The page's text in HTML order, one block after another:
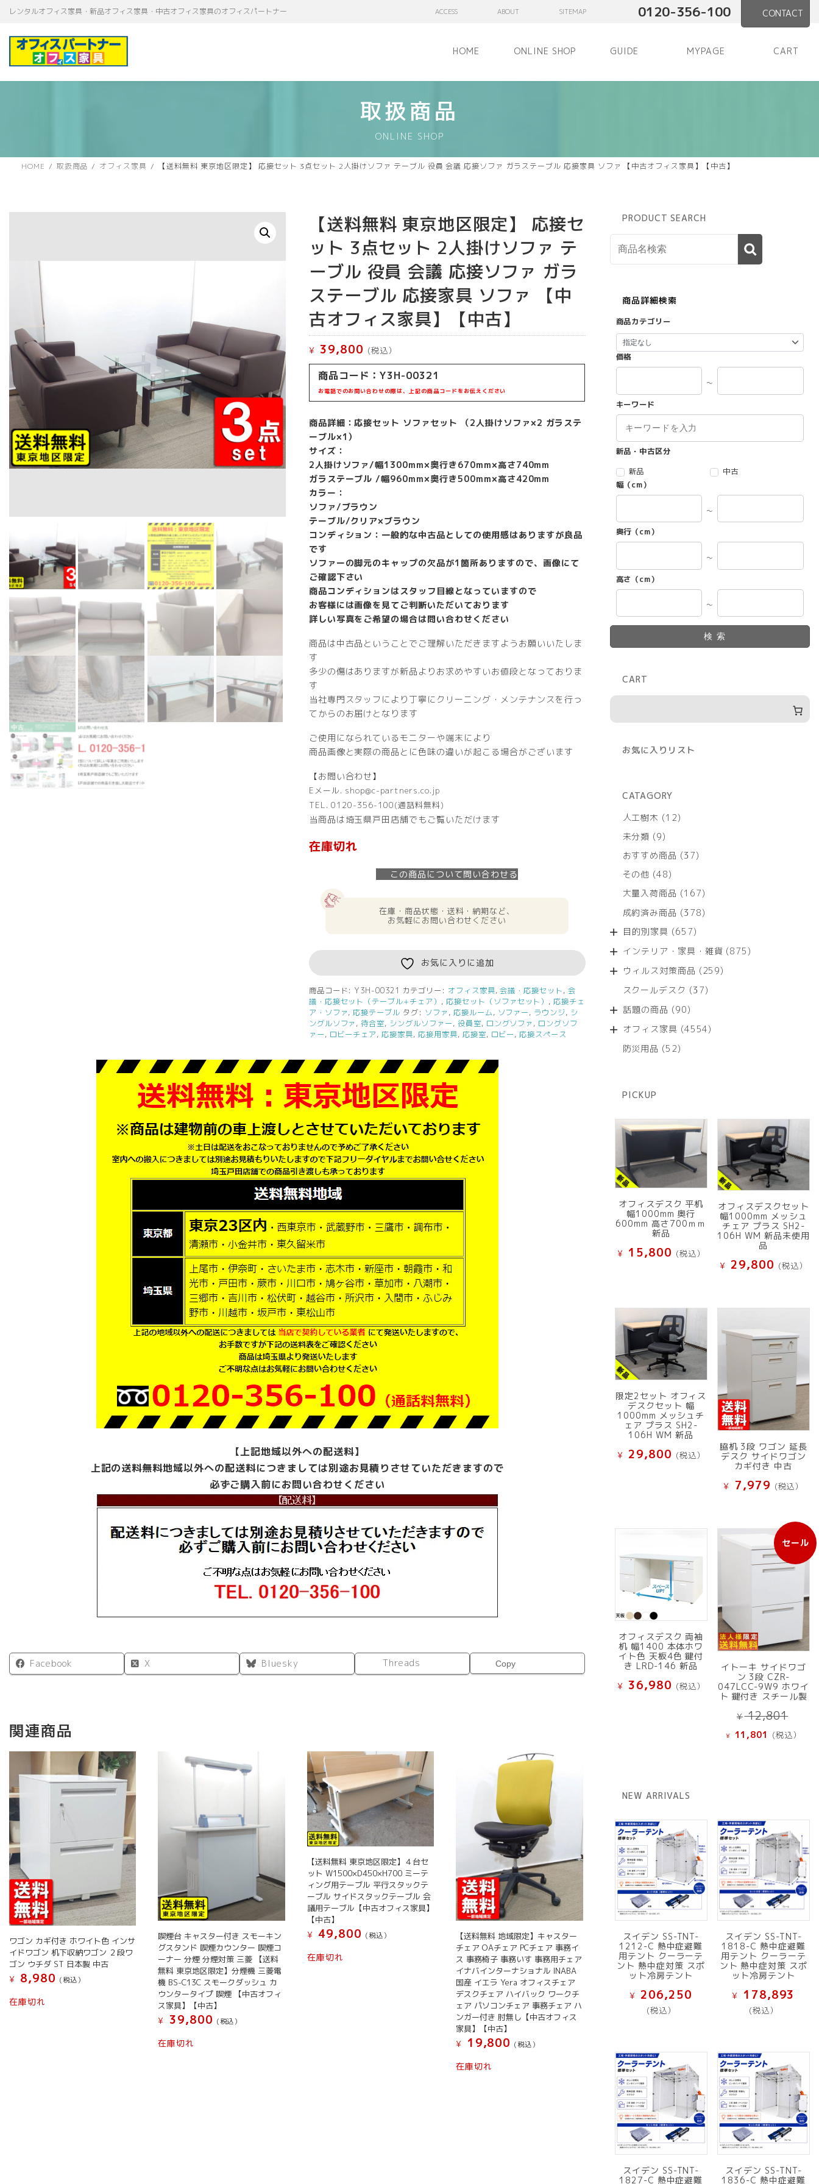
テ
ゲ
レンタルオフィス家具・新品オフィス家具・中古オフィス家具のオフィスパートナー ACCESS ABOUT SITEMAP 0120-356-100 CONTACT
HOME ONLINE SHOP GUIDE MYPAGE CART
取扱商品
ONLINE SHOP
HOME 取扱商品 オフィス家具 【送料無料 東京地区限定】 応接セット 3点セット 2人掛けソファ テーブル 役員 会議 応接ソファ ガラステーブル 応接家具 ソファ 【中古オフィス家具】【中古】
【送料無料 東京地区限定】 応接セ
ット 3点セット 2人掛けソファ テ
ーブル 役員 会議 応接ソファ ガラ
ステーブル 応接家具 ソファ 【中
古オフィス家具】【中古】
¥ 39,800 (税込）
商品コード：Y3H-00321
お電話でのお問い合わせの際は、上記の商品コードをお伝えください
商品詳細：応接セット ソファセット （2人掛けソファ×2 ガラステ
ーブル×1）
サイズ：
2人掛けソファ/幅1300mm×奥行き670mm×高さ740mm
ガラステーブル /幅960mm×奥行き500mm×高さ420mm
カラー：
ソファ/ブラウン
テーブル/クリア×ブラウン
コンディション：一般的な中古品としての使用感はありますが良品
です
ソファーの脚元のキャップの欠品が1箇所ありますので、画像にて
ご確認下さい
商品コンディションはスタッフ目線となっていますので
お客様には画像を見てご判断いただいております
詳しい写真をご希望の場合は問い合わせください
商品は中古品ということでご理解いただきますようお願いいたしま
す
多少の傷はありますが新品よりお求めやすいお値段となっておりま
す
当社専門スタッフにより丁寧にクリーニング・メンテナンスを行っ
てからのお届けとなります
ご使用になられているモニターや端末により
商品画像と実際の商品とに色味の違いが起こる場合がございます
【お問い合わせ】
Eメール. shop@c-partners.co.jp
TEL. 0120-356-100(通話料無料)
当商品は埼玉県戸田店舗でもご覧いただけます
在庫切れ
この商品について問い合わせる
在庫・商品状態・送料・納期など、
お気軽にお問い合わせください
お気に入りに追加
商品コード: Y3H-00321 カテゴリー: オフィス家具,会議・応接セット,会
議・応接セット（テーブル+チェア） , 応接セット（ソファセット） ,応接チェ
ア・ソファ,応接テーブル タグ: ソファ , 応接ルーム, ソファー, ラウンジ, シ
ングルソファ ,待合室, シングルソファー, 役員室, ロングソファ , ロングソフ
ァー, ロビーチェア,応接家具, 応接用家具, 応接室, ロビー,応接スペース
【上記地域以外への配送料】
上記の送料無料地域以外への配送料につきましては別途お見積りさせていただきますので
必ずご購入前にお問い合わせください
Facebook X Bluesky Threads Copy
関連商品
ワゴン カギ付き ホワイト色 インサ
イドワゴン 机下収納ワゴン ２段ワ
ゴン ウチダ ST 日本製 中古
¥
8,980 (税込）
在庫切れ
喫煙台 キャスター付き スモーキン
グスタンド 喫煙カウンター 喫煙コ
ーナー 分煙 分煙対策 三菱 【送料
無料 東京地区限定】分煙機 三菱電
機 BS-C13C スモークダッシュ カ
ウンタータイプ 喫煙 【中古オフィ
ス家具】【中古】
¥
39,800 (税込）
在庫切れ
【送料無料 東京地区限定】４台セ
ット W1500×D450×H700 ミーテ
ィング用テーブル 平行スタックテ
ーブル サイドスタックテーブル 会
議用テーブル【中古オフィス家具】
【中古】
¥
49,800 (税込）
在庫切れ
【送料無料 地域限定】キャスター
チェア OAチェア PCチェア 事務イ
ス 事務椅子 事務いす 事務用チェア
イナバインターナショナル INABA
国産 イエラ Yera オフィスチェア
デスクチェア ハイバック ワークチ
ェア パソコンチェア 事務チェア ハ
ンガー付き 肘無し【中古オフィス
家具】【中古】
¥
19,800 (税込）
在庫切れ
PRODUCT SEARCH
商品詳細検索
商品カテゴリー
価格
～
キーワード
新品・中古区分
新品
中古
幅（cm）
～
奥行（cm）
～
高さ（cm）
～
検索
CART
お気に入りリスト
CATAGORY
人工樹木
1212
商
未分類 99
の
商
おすすめ商品 3737
商
その他 4848
の
商
大量入荷商品 167167
の
成約済み商品 378378
商
目的別家具 657657
の
商
インテリア・家具・雑貨 875875
ウィルス対策商品 259259
スクールデスク 3737
商
話題の商品 9090
の
オフィス家具 45544554
防災用品 5252
PICKUP
オフィスデスク 平机
幅1000mm 奥行
600mm 高さ700ｍｍ
新品
¥ 15,800 (税込）
オフィスデスクセット
幅1000mm メッシュ
チェア プラス SH2-
106H WM 新品未使用
品
¥ 29,800 (税込）
限定2セット オフィス
デスクセット 幅
1000mm メッシュチ
ェア プラス SH2-
106H WM 新品
¥ 29,800 (税込）
脇机 3段 ワゴン 延長
デスク サイドワゴン
カギ付き 中古
¥ 7,979 (税込）
オフィスデスク 両袖
机 幅1400 本体ホワ
イト色 天板4色 鍵付
き LRD-146 新品
¥ 36,980 (税込）
セール
販
売
中
品
イトーキ サイドワゴ
ン 3段 CZR-
047LCC-9W9 ホワイ
ト 鍵付き スチール製
¥12,801
の
価
¥ 11,801 現
す。
(税込）
NEW ARRIVALS
スイデン SS-TNT-
1212-C 熱中症避難
用テント クーラーテ
ント 熱中症対策 スポ
ット冷房テント
¥ 206,250
(税込）
スイデン SS-TNT-
1818-C 熱中症避難
用テント クーラーテ
ント 熱中症対策 スポ
ット冷房テント
¥ 178,893
(税込）
スイデン SS-TNT-
1827-C 熱中症避難
スイデン SS-TNT-
1836-C 熱中症避難